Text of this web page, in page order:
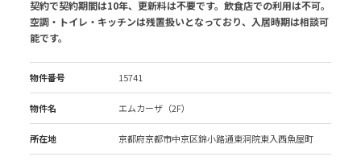
契約で契約期間は10年、更新料は不要です。飲食店での利用は不可。
空調・トイレ・キッチンは残置扱いとなっており、入居時期は相談可
能です。
物件番号 15741
物件名 エムカーザ（2F）
所在地 京都府京都市中京区錦小路通東洞院東入西魚屋町